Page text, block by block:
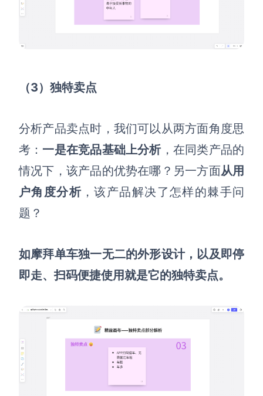
（3）独特卖点
分析产品卖点时，我们可以从两方面角度思
考 ： 一是在竞品基础上分析，在同类产品的
情况下，该产品的优势在哪 ？ 另一方面从用
户角度分析 ，该产品解决了怎样的棘手问
题 ？
如摩拜单车独一无二的外形设计，以及即停
即走、扫码便捷使用就是它的独特卖点。